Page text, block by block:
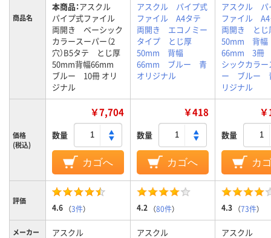
商品名
本商品：アスクル
パイプ式ファイル
両開き ベーシック
カラースーパー（2
穴）B5タテ とじ厚
50mm背幅66mm
ブルー 10冊 オリ
ジナル
アスクル パイプ式
ファイル A4タテ
両開き エコノミー
タイプ とじ厚
50mm 背幅
66mm ブルー 青
オリジナル
アスクル パ
ファイル
両開き とじ
50mm 背幅
66mm 3冊
シックカラ
ー ブルー
リジナル
価格
(税込)
￥7,704
数量
カゴへ
￥418
数量
カゴへ
数量
カ
評価
4.6 （3件） 4.2 （80件） 4.3 （73件）
メーカー アスクル アスクル アスクル